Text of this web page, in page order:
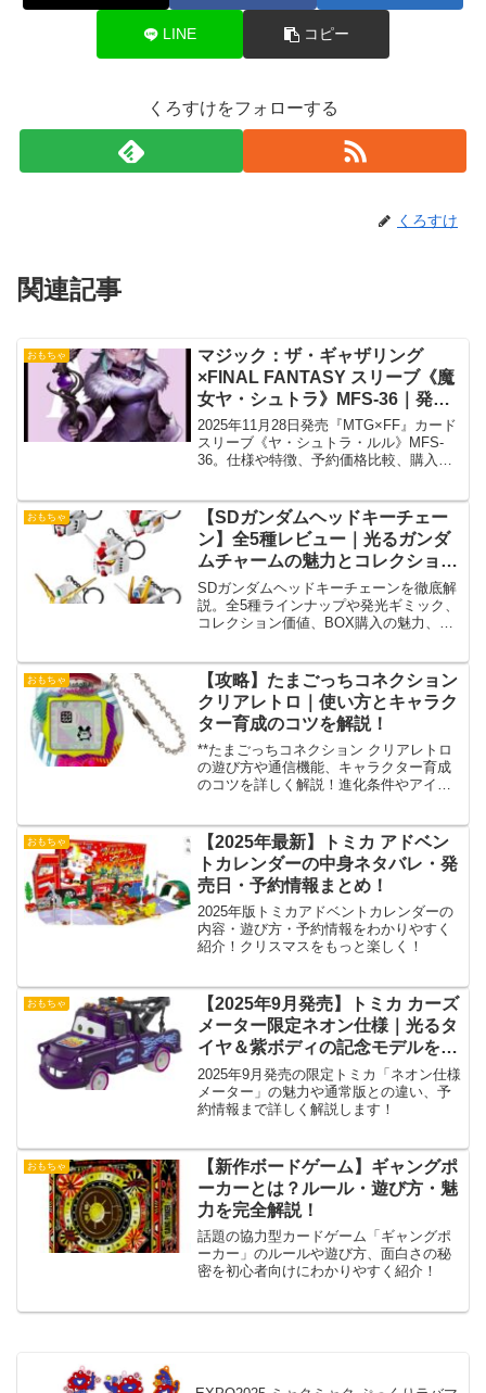
LINE コピー
くろすけをフォローする
くろすけ
関連記事
おもちゃ
マジック：ザ・ギャザリング
×FINAL FANTASY スリーブ《魔
女ヤ・シュトラ》MFS-36｜発売
日・最安値・予約情報
2025年11月28日発売『MTG×FF』カード
スリーブ《ヤ・シュトラ・ルル》MFS-
36。仕様や特徴、予約価格比較、購入先
おもちゃ
【SDガンダムヘッドキーチェー
ン】全5種レビュー｜光るガンダ
ムチャームの魅力とコレクション
価値を徹底解説
SDガンダムヘッドキーチェーンを徹底解
説。全5種ラインナップや発光ギミック、
コレクション価値、BOX購入の魅力、ガ
おもちゃ
【攻略】たまごっちコネクション
クリアレトロ｜使い方とキャラク
ター育成のコツを解説！
**たまごっちコネクション クリアレトロ
の遊び方や通信機能、キャラクター育成
のコツを詳しく解説！進化条件やアイテ
おもちゃ
【2025年最新】トミカ アドベン
トカレンダーの中身ネタバレ・発
売日・予約情報まとめ！
2025年版トミカアドベントカレンダーの
内容・遊び方・予約情報をわかりやすく
紹介！クリスマスをもっと楽しく！
おもちゃ
【2025年9月発売】トミカ カーズ
メーター限定ネオン仕様｜光るタ
イヤ＆紫ボディの記念モデルを徹
底紹介
2025年9月発売の限定トミカ「ネオン仕様
メーター」の魅力や通常版との違い、予
約情報まで詳しく解説します！
おもちゃ
【新作ボードゲーム】ギャングポ
ーカーとは？ルール・遊び方・魅
力を完全解説！
話題の協力型カードゲーム「ギャングポ
ーカー」のルールや遊び方、面白さの秘
密を初心者向けにわかりやすく紹介！